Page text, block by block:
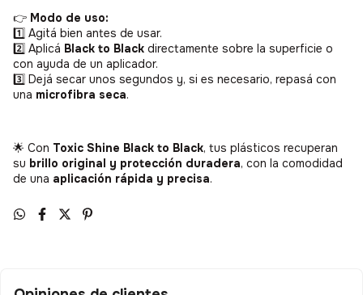
👉 Modo de uso:
1️⃣ Agitá bien antes de usar.
2️⃣ Aplicá Black to Black directamente sobre la superficie o
con ayuda de un aplicador.
3️⃣ Dejá secar unos segundos y, si es necesario, repasá con
una microfibra seca.
🌟 Con Toxic Shine Black to Black, tus plásticos recuperan
su brillo original y protección duradera, con la comodidad
de una aplicación rápida y precisa.